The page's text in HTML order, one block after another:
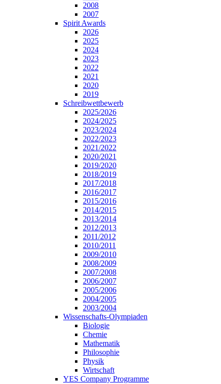
2008
2007
Spirit Awards
2026
2025
2024
2023
2022
2021
2020
2019
Schreibwettbewerb
2025/2026
2024/2025
2023/2024
2022/2023
2021/2022
2020/2021
2019/2020
2018/2019
2017/2018
2016/2017
2015/2016
2014/2015
2013/2014
2012/2013
2011/2012
2010/2011
2009/2010
2008/2009
2007/2008
2006/2007
2005/2006
2004/2005
2003/2004
Wissenschafts-Olympiaden
Biologie
Chemie
Mathematik
Philosophie
Physik
Wirtschaft
YES Company Programme